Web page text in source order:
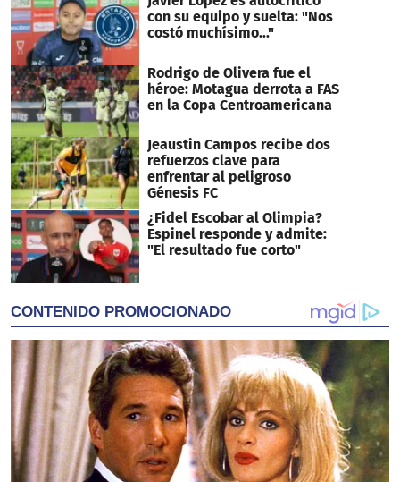
con su equipo y suelta: "Nos
costó muchísimo..."
Rodrigo de Olivera fue el
héroe: Motagua derrota a FAS
en la Copa Centroamericana
Jeaustin Campos recibe dos
refuerzos clave para
enfrentar al peligroso
Génesis FC
¿Fidel Escobar al Olimpia?
Espinel responde y admite:
"El resultado fue corto"